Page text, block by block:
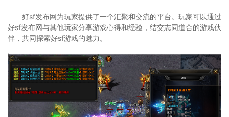
好sf发布网为玩家提供了一个汇聚和交流的平台。玩家可以通过
好sf发布网与其他玩家分享游戏心得和经验，结交志同道合的游戏伙
伴，共同探索好sf游戏的魅力。